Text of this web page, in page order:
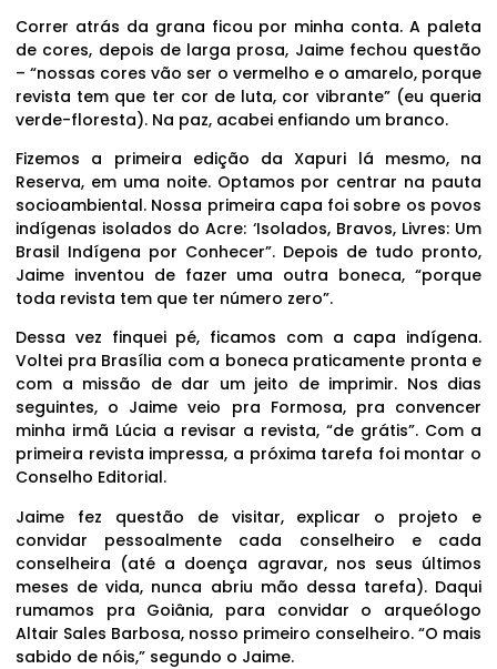
Correr atrás da grana ficou por minha conta. A paleta
de cores, depois de larga prosa, Jaime fechou questão
– “nossas cores vão ser o vermelho e o amarelo, porque
revista tem que ter cor de luta, cor vibrante” (eu queria
verde-floresta). Na paz, acabei enfiando um branco.
Fizemos a primeira edição da Xapuri lá mesmo, na
Reserva, em uma noite. Optamos por centrar na pauta
socioambiental. Nossa primeira capa foi sobre os povos
indígenas isolados do Acre: ‘Isolados, Bravos, Livres: Um
Brasil Indígena por Conhecer”. Depois de tudo pronto,
Jaime inventou de fazer uma outra boneca, “porque
toda revista tem que ter número zero”.
Dessa vez finquei pé, ficamos com a capa indígena.
Voltei pra Brasília com a boneca praticamente pronta e
com a missão de dar um jeito de imprimir. Nos dias
seguintes, o Jaime veio pra Formosa, pra convencer
minha irmã Lúcia a revisar a revista, “de grátis”. Com a
primeira revista impressa, a próxima tarefa foi montar o
Conselho Editorial.
Jaime fez questão de visitar, explicar o projeto e
convidar pessoalmente cada conselheiro e cada
conselheira (até a doença agravar, nos seus últimos
meses de vida, nunca abriu mão dessa tarefa). Daqui
rumamos pra Goiânia, para convidar o arqueólogo
Altair Sales Barbosa, nosso primeiro conselheiro. “O mais
sabido de nóis,” segundo o Jaime.